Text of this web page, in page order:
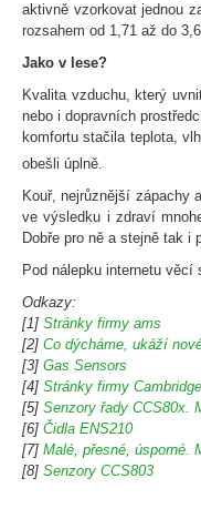
aktivně vzorkovat jednou
rozsahem od 1,71 až do
Jako v lese?
Kvalita vzduchu, který
nebo i dopravních
komfortu stačila teplota,
obešli úplně.
Kouř, nejrůznější zápachy
ve výsledku i zdraví
Dobře pro ně a stejně tak i
Pod nálepku internetu
Odkazy:
[1] Stránky firmy ams
[2] Co dýcháme, ukáží
[3] Gas Sensors
[4] Stránky firmy
[5] Senzory řady CCS80x.
[6] Čidla ENS210
[7] Malé, přesné, úsporné.
[8] Senzory CCS803